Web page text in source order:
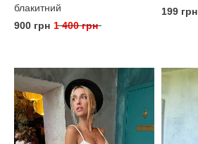
блакитний
900 грн 1 400 грн
199 грн